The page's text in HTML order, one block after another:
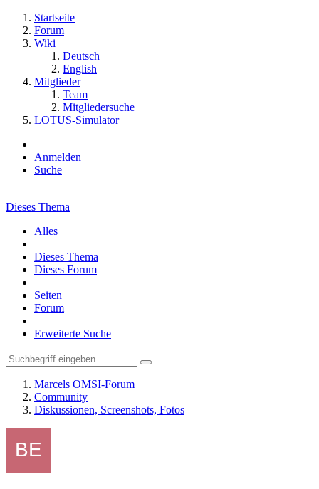
Startseite
Forum
Wiki
Deutsch
English
Mitglieder
Team
Mitgliedersuche
LOTUS-Simulator
Anmelden
Suche
Dieses Thema
Alles
Dieses Thema
Dieses Forum
Seiten
Forum
Erweiterte Suche
Marcels OMSI-Forum
Community
Diskussionen, Screenshots, Fotos